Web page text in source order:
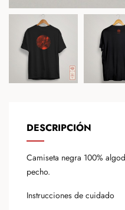
DESCRIPCIÓN
Camiseta negra 100%
pecho.
Instrucciones de cuidado